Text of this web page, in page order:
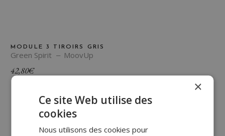
MODULE 3 TIROIRS GRIS
Green Spirit MoovUp
42,80€
×
Ce site Web utilise des
cookies
Nous utilisons des cookies pour